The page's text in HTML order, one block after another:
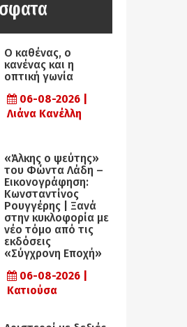
Ο καθένας, ο
κανένας και η
οπτική γωνία
06-08-2026 |
Λιάνα Κανέλλη
«Άλκης ο ψεύτης»
του Φώντα Λάδη –
Εικονογράφηση:
Κωνσταντίνος
Ρουγγέρης | Ξανά
στην κυκλοφορία με
νέο τόμο από τις
εκδόσεις
«Σύγχρονη Εποχή»
06-08-2026 |
Κατιούσα